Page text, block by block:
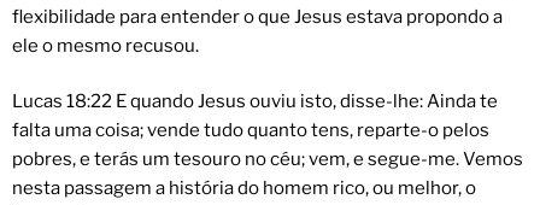
flexibilidade para entender o que Jesus estava propondo a
ele o mesmo recusou.
Lucas 18:22 E quando Jesus ouviu isto, disse-lhe: Ainda te
falta uma coisa; vende tudo quanto tens, reparte-o pelos
pobres, e terás um tesouro no céu; vem, e segue-me. Vemos
nesta passagem a história do homem rico, ou melhor, o